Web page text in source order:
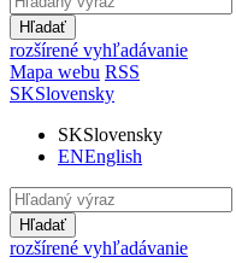
Hľadať
rozšírené vyhľadávanie
Mapa webu RSS
SKSlovensky
SKSlovensky
ENEnglish
Hľadať
rozšírené vyhľadávanie